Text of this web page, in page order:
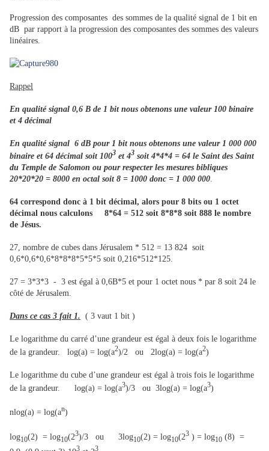
Progression des composantes des sommes de la qualité signal de 1 bit en
dB par rapport à la progression des composantes des sommes des valeurs
linéaires.
Rappel
En qualité signal 0,6 B de 1 bit nous obtenons une valeur 100 binaire
et 4 décimal
En qualité signal 6 dB pour 1 bit nous obtenons une valeur 1 000 000
binaire et 64 décimal soit 1003 et 43 soit 4*4*4 = 64 le Saint des Saint
du Temple de Salomon ou pour respecter les mesures bibliques
20*20*20 = 8000 en octal soit 8 = 1000 donc = 1 000 000.
64 correspond donc à 1 bit décimal, alors pour 8 bits ou 1 octet
décimal nous calculons 8*64 = 512 soit 8*8*8 soit 888 le nombre
de Jésus.
27, nombre de cubes dans Jérusalem * 512 = 13 824 soit
0,6*0,6*0,6*8*8*8*5*5*5 soit 0,216*512*125.
27 = 3*3*3 - 3 est égal à 0,6B*5 et pour 1 octet nous * par 8 soit 24 le
côté de Jérusalem.
Dans ce cas 3 fait 1. ( 3 vaut 1 bit )
Le logarithme du carré d’une grandeur est égal à deux fois le logarithme
de la grandeur. log(a) = log(a2)/2 ou 2log(a) = log(a2)
Le logarithme du cube d’une grandeur est égal à trois fois le logarithme
de la grandeur. log(a) = log(a3)/3 ou 3log(a) = log(a3)
nlog(a) = log(an)
log10(2) = log10(23)/3 ou 3log10(2) = log10(23 ) = log10 (8) =
3 3